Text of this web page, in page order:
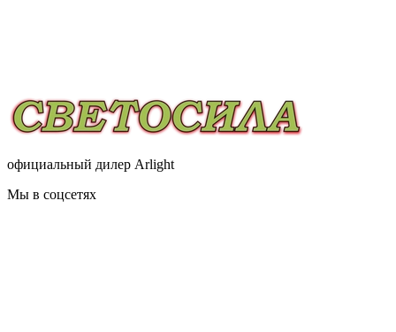
официальный дилер Arlight
Мы в соцсетях